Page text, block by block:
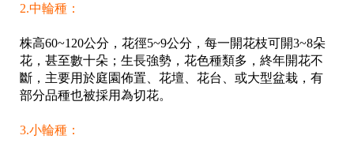
2.中輪種：
株高60~120公分，花徑5~9公分，每一開花枝可開3~8朵
花，甚至數十朵；生長強勢，花色種類多，終年開花不
斷，主要用於庭園佈置、花壇、花台、或大型盆栽，有
部分品種也被採用為切花。
3.小輪種：